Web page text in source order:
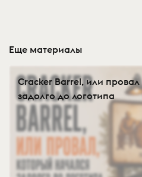
Еще материалы
Cracker Barrel, или
задолго до логотипа